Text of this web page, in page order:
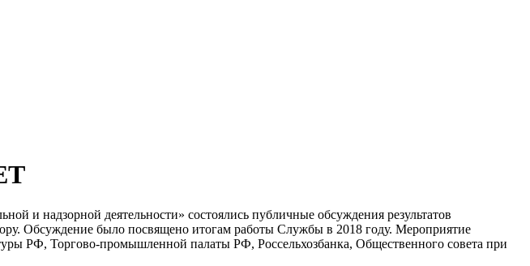
и надзорной деятельности» состоялись публичные обсуждения результатов
Обсуждение было посвящено итогам работы Службы в 2018 году. Мероприятие
РФ, Торгово-промышленной палаты РФ, Россельхозбанка, Общественного совета при